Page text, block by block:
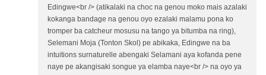
Edingwe<br /> (atikalaki na choc na genou moko mais azalaki
kokanga bandage na genou oyo ezalaki malamu pona ko
tromper ba catcheur mosusu na tango ya bitumba na ring),
Selemani Moja (Tonton Skol) pe abikaka, Edingwe na ba
intuitions surnaturelle abengaki Selamani aya kofanda pene
naye pe akangisaki songue ya elamba naye<br /> na oyo ya